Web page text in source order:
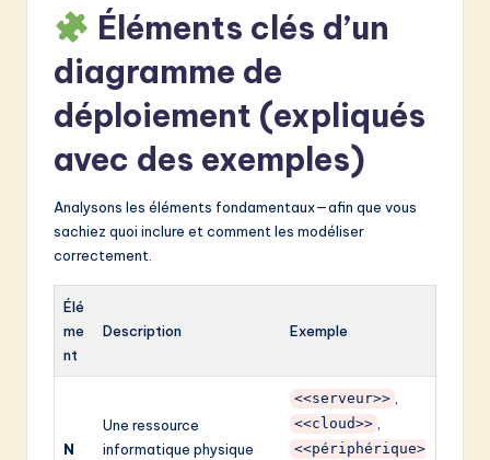
Éléments clés d’un
diagramme de
déploiement (expliqués
avec des exemples)
Analysons les éléments fondamentaux—afin que vous
sachiez quoi inclure et comment les modéliser
correctement.
Élé
me
nt
Description Exemple
N
Une ressource
informatique physique
<<serveur>> ,
<<cloud>> ,
<<périphérique>